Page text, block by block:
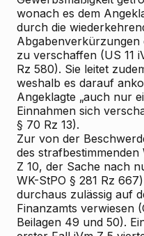
wonach es dem
durch die
Abgabenverkürzungen
zu verschaffen (US 11
Rz 580). Sie leitet
weshalb es darauf
Angeklagte „auch nur
Einnahmen sich
§ 70 Rz 13).
Zur von der
des
Z 10, der Sache nach
WK-StPO § 281 Rz
durchaus zulässig auf
Finanzamts verwiesen
Beilagen 49 und 50).